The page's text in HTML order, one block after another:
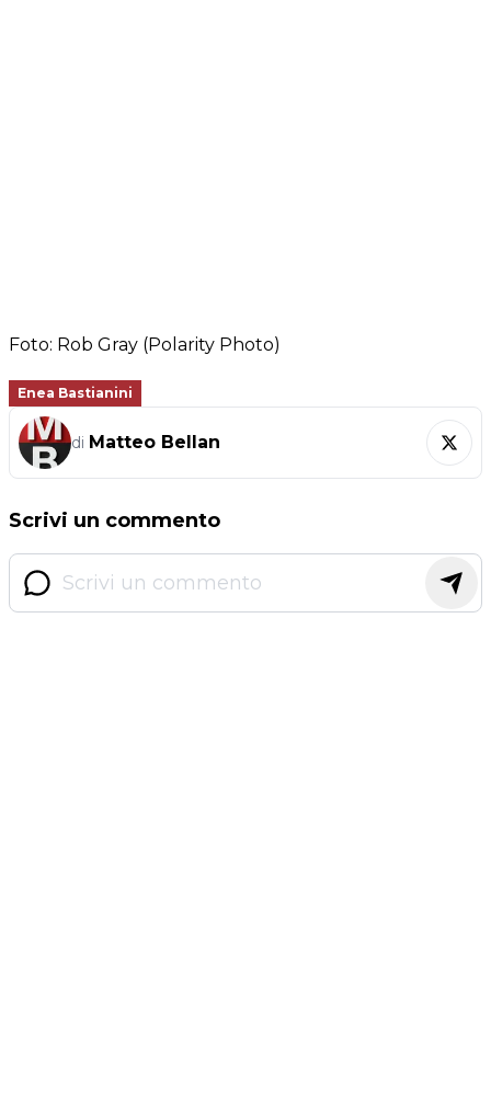
Foto: Rob Gray (Polarity Photo)
Enea Bastianini
di Matteo Bellan
Scrivi un commento